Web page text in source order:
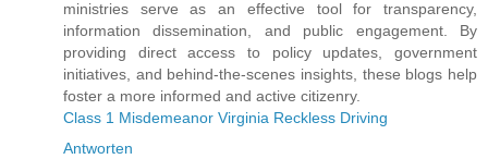
ministries serve as an effective tool for transparency,
information dissemination, and public engagement. By
providing direct access to policy updates, government
initiatives, and behind-the-scenes insights, these blogs help
foster a more informed and active citizenry.
Class 1 Misdemeanor Virginia Reckless Driving
Antworten